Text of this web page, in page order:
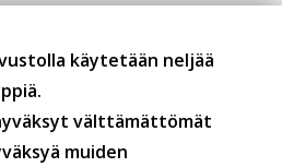
käytetään neljää
välttämättömät
muiden